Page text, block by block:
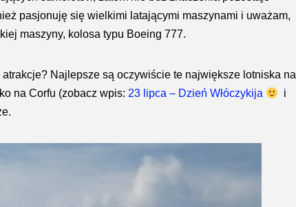
pasjonuję się wielkimi latającymi maszynami i uważam,
maszyny, kolosa typu Boeing 777.
Najlepsze są oczywiście te największe lotniska na
na Corfu (zobacz wpis: 23 lipca – Dzień Włóczykija
i